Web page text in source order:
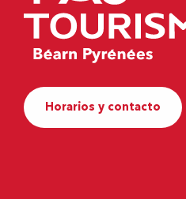
Horarios y contacto